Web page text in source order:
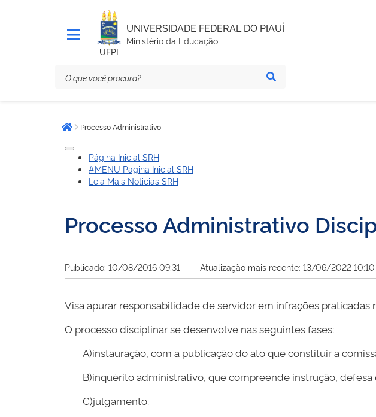
UFPI
UNIVERSIDADE FEDERAL DO PIAUÍ
Ministério da Educação
estáPágina inicial
Processo Administrativo
Página Inicial SRH
#MENU Pagina Inicial SRH
Leia Mais Noticias SRH
Processo Administrativo
Publicado: 10/08/2016 09:31 Atualização mais recente: 13/06/2022 10:10
Visa apurar responsabilidade de servidor em infrações praticadas
O processo disciplinar se desenvolve nas seguintes fases:
A)instauração, com a publicação do ato que constituir a
B)inquérito administrativo, que compreende instrução, defesa
C)julgamento.